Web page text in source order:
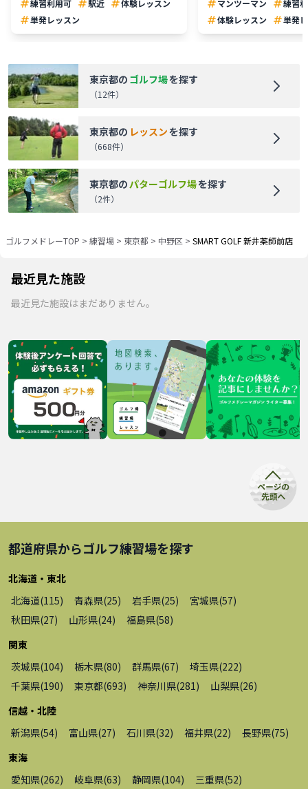
練習利用可 駅近
体験レッスン
単発レッスン
マンツーマン
練習
体験レッスン
単発
東京都の ゴルフ場を探す
（12件）
東京都の レッスンを探す
（668件）
東京都の パターゴルフ場を探す
（2件）
ゴルフメドレーTOP > 練習場 > 東京都 > 中野区 > SMART GOLF 新井薬師前店
最近見た施設
最近見た施設はまだありません。
都道府県からゴルフ練習場を探す
北海道・東北
北海道(115) 青森県(25) 岩手県(25) 宮城県(57)
秋田県(27) 山形県(24) 福島県(58)
関東
茨城県(104) 栃木県(80) 群馬県(67) 埼玉県(222)
千葉県(190) 東京都(693) 神奈川県(281 ) 山梨県(26)
信越・北陸
新潟県(54) 富山県(27) 石川県(32) 福井県(22) 長野県(75)
東海
愛知県(262) 岐阜県(63) 静岡県(104) 三重県(52)